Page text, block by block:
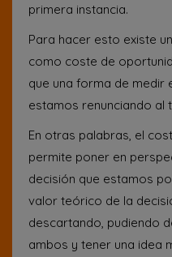
primera instancia.
Para hacer esto existe
como coste de
que una forma de medir
estamos renunciando al
En otras palabras, el
permite poner en
decisión que estamos
valor teórico de la
descartando, pudiendo
ambos y tener una idea